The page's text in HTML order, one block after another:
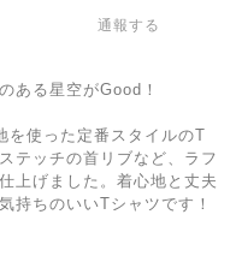
通報する
ある星空がGood！
を使った定番スタイルのT
テッチの首リブなど、ラフ
上げました。着心地と丈夫
持ちのいいTシャツです！